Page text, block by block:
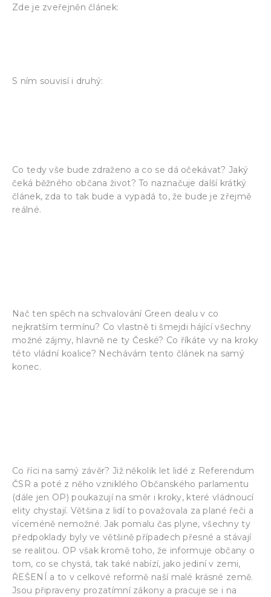
Zde je zveřejněn článek:
S ním souvisí i druhý:
Co tedy vše bude zdraženo a co se dá očekávat? Jaký
čeká běžného občana život? To naznačuje další krátký
článek, zda to tak bude a vypadá to, že bude je zřejmě
reálné.
Nač ten spěch na schvalování Green dealu v co
nejkratším termínu? Co vlastně ti šmejdi hájící všechny
možné zájmy, hlavně ne ty České? Co říkáte vy na kroky
této vládní koalice? Nechávám tento článek na samý
konec.
Co říci na samý závěr? Již několik let lidé z Referendum
ČSR a poté z něho vzniklého Občanského parlamentu
(dále jen OP) poukazují na směr i kroky, které vládnoucí
elity chystají. Většina z lidí to považovala za plané řeči a
víceméně nemožné. Jak pomalu čas plyne, všechny ty
předpoklady byly ve většině případech přesné a stávají
se realitou. OP však kromě toho, že informuje občany o
tom, co se chystá, tak také nabízí, jako jediní v zemi,
ŘEŠENÍ a to v celkové reformě naší malé krásné země.
Jsou připraveny prozatímní zákony a pracuje se i na